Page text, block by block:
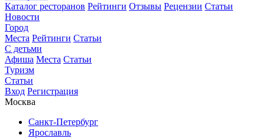
Каталог ресторанов Рейтинги Отзывы Рецензии Статьи
Новости
Город
Места Рейтинги Статьи
С детьми
Афиша Места Статьи
Туризм
Статьи
Вход Регистрация
Москва
Санкт-Петербург
Ярославль